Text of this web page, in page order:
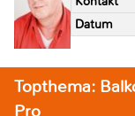
Datum
Topthema:
Pro